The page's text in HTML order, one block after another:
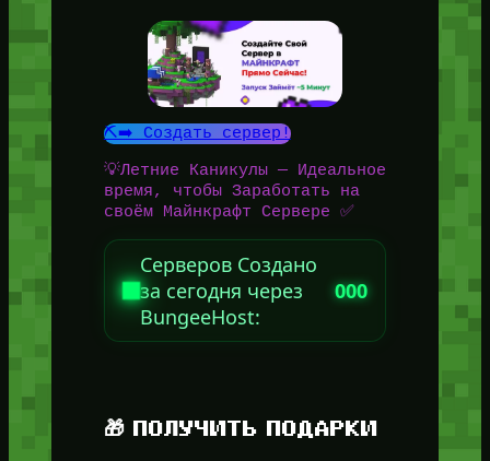
⛏️➡️ Создать сервер!
💡Летние Каникулы — Идеальное
время, чтобы Заработать на
своём Майнкрафт Сервере ✅
Серверов Создано
за сегодня через
BungeeHost:
000
🎁 ПОЛУЧИТЬ ПОДАРКИ